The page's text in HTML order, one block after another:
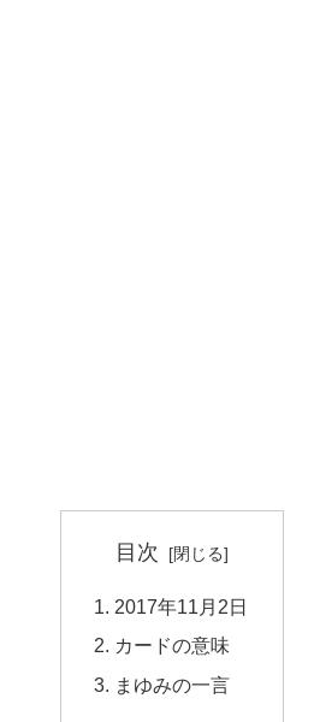
目次
2017年11月2日
カードの意味
まゆみの一言